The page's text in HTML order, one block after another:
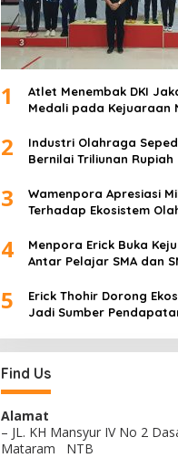
1
Atlet Menembak DKI
Medali pada Kejuaraan
2
Industri Olahraga
Bernilai Triliunan Rupiah
3
Wamenpora Apresiasi
Terhadap Ekosistem
4
Menpora Erick Buka
Antar Pelajar SMA dan
5
Erick Thohir Dorong
Jadi Sumber
Find Us
Alamat
– JL. KH Mansyur IV No 2
Mataram NTB